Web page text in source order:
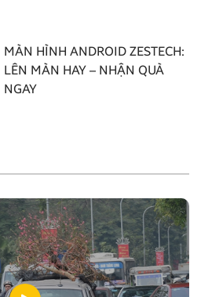
MÀN HÌNH ANDROID ZESTECH:
LÊN MÀN HAY – NHẬN QUÀ
NGAY